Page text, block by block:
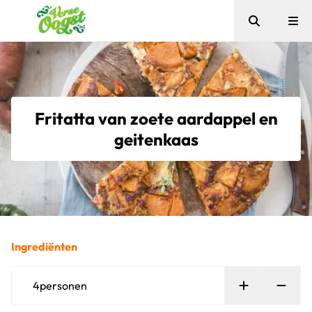
Verse Oogst
Zoeken
Fritatta van zoete aardappel en
geitenkaas
Ingrediënten
4personen Persoon